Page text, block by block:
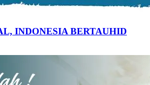
INDONESIA BERTAUHID